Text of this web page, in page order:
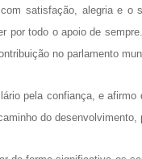
satisfação, alegria e o
por todo o apoio de
no parlamento
pela confiança, e
do